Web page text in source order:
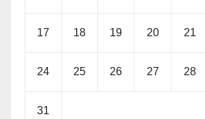
17 18 19 20 21
24 25 26 27 28
31